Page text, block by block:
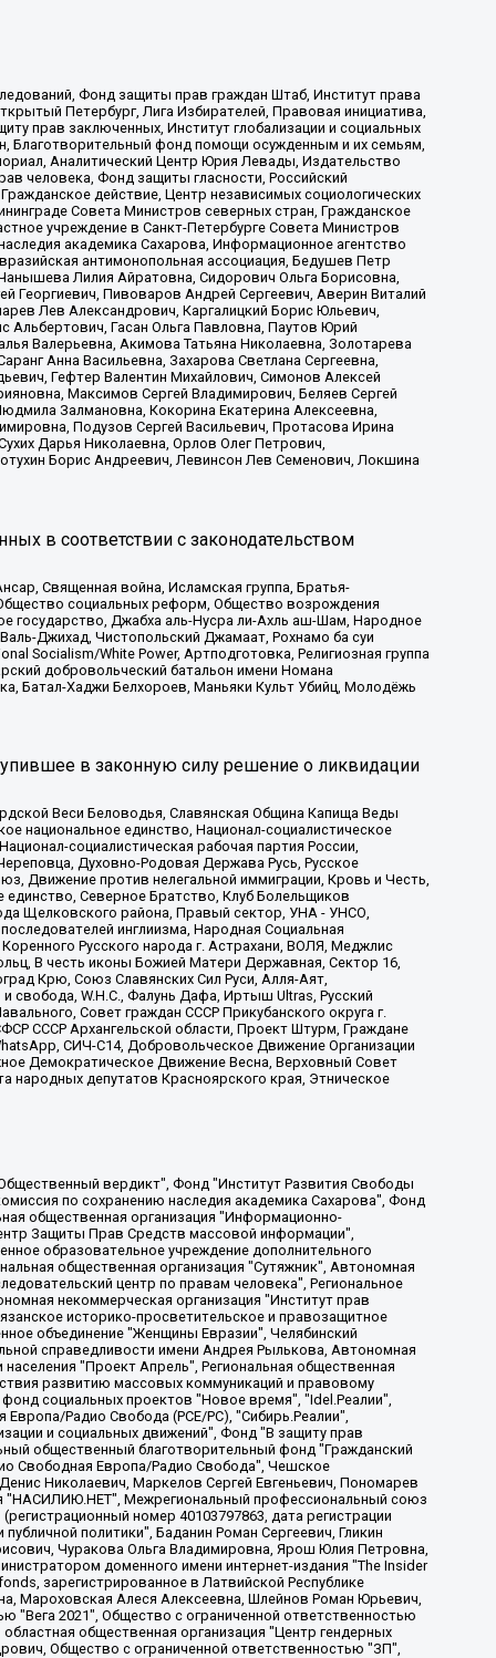
Фонд защиты прав граждан Штаб, Институт права
Петербург, Лига Избирателей, Правовая инициатива,
прав заключенных, Институт глобализации и социальных
Благотворительный фонд помощи осужденным и их семьям,
Аналитический Центр Юрия Левады, Издательство
человека, Фонд защиты гласности, Российский
действие, Центр независимых социологических
Совета Министров северных стран, Гражданское
учреждение в Санкт-Петербурге Совета Министров
академика Сахарова, Информационное агентство
антимонопольная ассоциация, Бедушев Петр
Лилия Айратовна, Сидорович Ольга Борисовна,
Георгиевич, Пивоваров Андрей Сергеевич, Аверин Виталий
Лев Александрович, Каргалицкий Борис Юльевич,
Альбертович, Гасан Ольга Павловна, Паутов Юрий
Валерьевна, Акимова Татьяна Николаевна, Золотарева
Анна Васильевна, Захарова Светлана Сергеевна,
Гефтер Валентин Михайлович, Симонов Алексей
Максимов Сергей Владимирович, Беляев Сергей
Залмановна, Кокорина Екатерина Алексеевна,
Подузов Сергей Васильевич, Протасова Ирина
Дарья Николаевна, Орлов Олег Петрович,
Борис Андреевич, Левинсон Лев Семенович, Локшина
в соответствии с законодательством
Священная война, Исламская группа, Братья-
социальных реформ, Общество возрождения
государство, Джабха аль-Нусра ли-Ахль аш-Шам, Народное
Джихад, Чистопольский Джамаат, Рохнамо ба суи
Socialism/White Power, Артподготовка, Религиозная группа
добровольческий батальон имени Номана
Батал-Хаджи Белхороев, Маньяки Культ Убийц, Молодёжь
в законную силу решение о ликвидации
Веси Беловодья, Славянская Община Капища Веды
национальное единство, Национал-социалистическое
социалистическая рабочая партия России,
Духовно-Родовая Держава Русь, Русское
Движение против нелегальной иммиграции, Кровь и Честь,
единство, Северное Братство, Клуб Болельщиков
Щелковского района, Правый сектор, УНА - УНСО,
инглиизма, Народная Социальная
Русского народа г. Астрахани, ВОЛЯ, Меджлис
В честь иконы Божией Матери Державная, Сектор 16,
Крю, Союз Славянских Сил Руси, Алля-Аят,
свобода, W.H.С., Фалунь Дафа, Иртыш Ultras, Русский
Совет граждан СССР Прикубанского округа г.
СССР Архангельской области, Проект Штурм, Граждане
СИЧ-С14, Добровольческое Движение Организации
Демократическое Движение Весна, Верховный Совет
народных депутатов Красноярского края, Этническое
группа ЛГБТ+ "Реверс", Алексеев Андрей Викторович, Бекбулатова Таисия Львовна, Беляев Иван Михайлович, Владыкина Елена Сергеевна, Гельман Марат Александрович, Никульшина Вероника Юрьевна, Толоконникова Надежда Андреевна, Шендерович Виктор Анатольевич, Общество с ограниченной ответственностью "Данное сообщение", Общество с ограниченной ответственностью Издательский дом "Новая глава", Айнбиндер Александра Александровна, Московский комьюнити-центр для ЛГБТ+инициатив, Благотворительный фонд развития филантропии, Deutsche Welle (Германия, Kurt-Schumacher-Strasse 3, 53113 Bonn), Борзунова Мария Михайловна, Воробьев Виктор Викторович, Голубева Анна Львовна, Константинова Алла Михайловна, Малкова Ирина Владимировна, Мурадов Мурад Абдулгалимович, Осетинская Елизавета Николаевна, Понасенков Евгений Николаевич, Ганапольский Матвей Юрьевич, Киселев Евгений Алексеевич, Борухович Ирина Григорьевна, Дремин Иван Тимофеевич, Дубровский Дмитрий Викторович, Красноярская региональная общественная организация поддержки и развития альтернативных образовательных технологий и межкультурных коммуникаций "ИНТЕРРА", Маяковская Екатерина Алексеевна, Фейгин Марк Захарович, Филимонов Андрей Викторович, Дзугкоева Регина Николаевна, Доброхотов Роман Александрович, Дудь Юрий Александрович, Елкин Сергей Владимирович, Кругликов Кирилл Игоревич, Сабунаева Мария Леонидовна, Семенов Алексей Владимирович, Шаинян Карен Багратович, Шульман Екатерина Михайловна, Асафьев Артур Валерьевич, Вахштайн Виктор Семенович, Венедиктов Алексей Алексеевич, Лушникова Екатерина Евгеньевна, Волков Леонид Михайлович, Невзоров Александр Глебович, Пархоменко Сергей Борисович, Сироткин Ярослав Николаевич, Кара-Мурза Владимир Владимирович, Баранова Наталья Владимировна, Гозман Леонид Яковлевич, Кагарлицкий Борис Юльевич, Климарев Михаил Валерьевич, Милов Владимир Станиславович, Автономная некоммерческая организация Краснодарский центр современного искусства "Типография", Моргенштерн Алишер Тагирович, Соболь Любовь Эдуардовна, Общество с ограниченной ответственностью "ЛИЗА НОРМ", Каспаров Гарри Кимович, Ходорковский Михаил Борисович, Общество с ограниченной ответственностью "Апрельские тезисы", Данилович Ирина Брониславовна, Кашин Олег Владимирович, Петров Николай Владимирович, Пивоваров Алексей Владимирович, Соколов Михаил Владимирович, Цветкова Юлия Владимировна, Чичваркин Евгений Александрович, Комитет против пыток/Команда против пыток, Общество с ограниченной ответственностью "Первый научный", Общество с ограниченной ответственностью "Вертолет и ко", Белоцерковская Вероника Борисовна, Кац Максим Евгеньевич, Лазарева Татьяна Юрьевна, Шаведдинов Руслан Табризович, Яшин Илья Валерьевич, Общество с ограниченной ответственностью "Иноагент ААВ", Алешковский Дмитрий Петрович, Альбац Евгения Марковна, Быков Дмитрий Львович, Галямина Юлия Евгеньевна, Лойко Сергей Леонидович, Мартынов Кирилл Константинович, Медведев Сергей Александрович, Крашенинников Федор Геннадиевич, Гордеева Катерина Вл